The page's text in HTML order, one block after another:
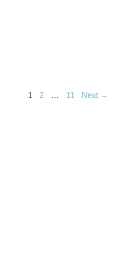
1 2 … 11 Next →